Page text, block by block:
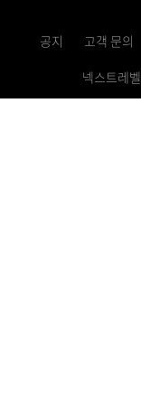
공지 고객 문의
넥스트레벨